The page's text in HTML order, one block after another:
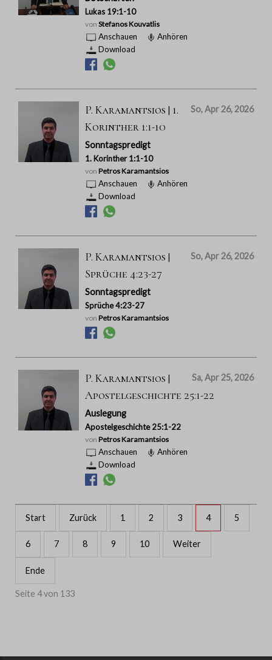
Lukas 19:1-10
von Stefanos Kouvatlis
Anschauen
Anhören
Download
So, Apr 26, 2026
P. Karamantsios | 1.
Korinther 1:1-10
Sonntagspredigt
1. Korinther 1:1-10
von Petros Karamantsios
Anschauen
Anhören
Download
So, Apr 26, 2026
P. Karamantsios |
Sprüche 4:23-27
Sonntagspredigt
Sprüche 4:23-27
von Petros Karamantsios
Sa, Apr 25, 2026
P. Karamantsios |
Apostelgeschichte 25:1-22
Auslegung
Apostelgeschichte 25:1-22
von Petros Karamantsios
Anschauen
Anhören
Download
Start Zurück 1 2 3 4 5
6 7 8 9 10 Weiter
Ende
Seite 4 von 133